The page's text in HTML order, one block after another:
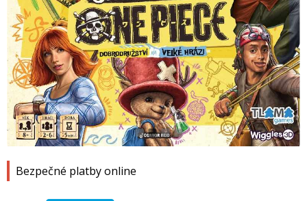
Bezpečné platby online